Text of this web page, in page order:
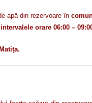
apă din rezervoare în
orare 06:00 –